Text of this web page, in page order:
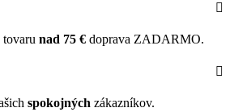
nad 75 € doprava ZADARMO.
spokojných zákazníkov.